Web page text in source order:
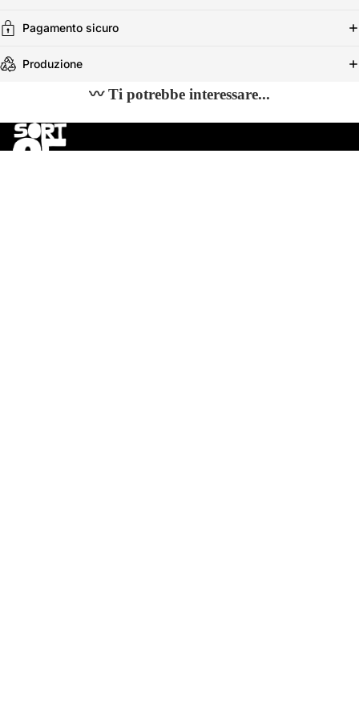
Pagamento sicuro
Produzione
〰 Ti potrebbe interessare...